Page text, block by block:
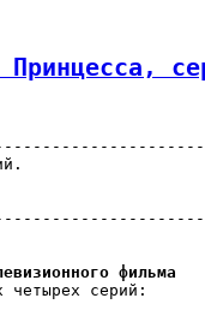
Принцесса,
фильма
серий: